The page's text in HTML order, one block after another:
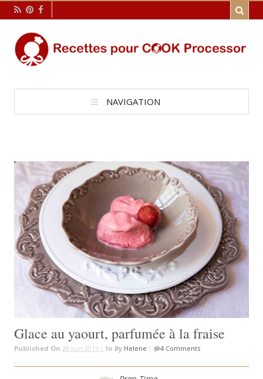
NAVIGATION
Glace au yaourt, parfumée à la fraise
Published On 28 Juin 2015 | In By Helene | 4 Comments